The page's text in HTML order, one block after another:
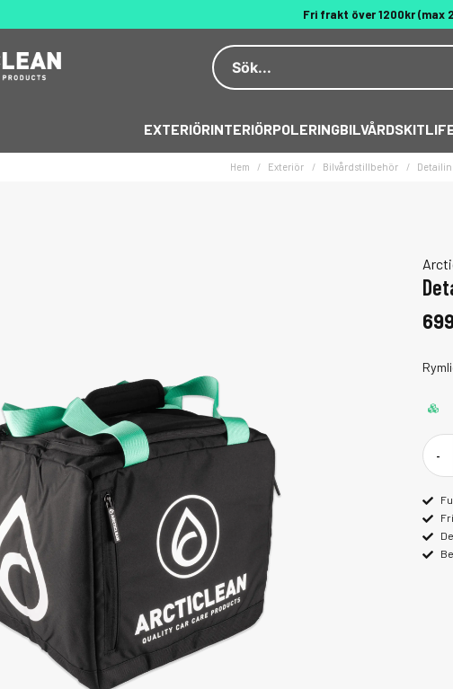
Fri frakt över 1200kr (max
Dekal på köpet över
EXTERIÖRINTERIÖRPOLERINGBILVÅRDSKIT
Hem Exteriör Bilvårdstillbehör
-